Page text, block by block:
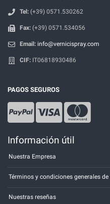
Tel: (+39) 0571.530262
Fax: (+39) 0571.534056
Email: info@vernicispray.com
CIF: IT06818930486
PAGOS SEGUROS
Información útil
Nuestra Empresa
Términos y condiciones generales de
Nuestras reseñas